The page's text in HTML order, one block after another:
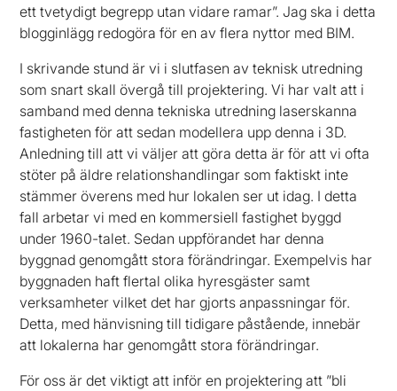
ett tvetydigt begrepp utan vidare ramar”. Jag ska i detta
blogginlägg redogöra för en av flera nyttor med BIM.
I skrivande stund är vi i slutfasen av teknisk utredning
som snart skall övergå till projektering. Vi har valt att i
samband med denna tekniska utredning laserskanna
fastigheten för att sedan modellera upp denna i 3D.
Anledning till att vi väljer att göra detta är för att vi ofta
stöter på äldre relationshandlingar som faktiskt inte
stämmer överens med hur lokalen ser ut idag. I detta
fall arbetar vi med en kommersiell fastighet byggd
under 1960-talet. Sedan uppförandet har denna
byggnad genomgått stora förändringar. Exempelvis har
byggnaden haft flertal olika hyresgäster samt
verksamheter vilket det har gjorts anpassningar för.
Detta, med hänvisning till tidigare påstående, innebär
att lokalerna har genomgått stora förändringar.
För oss är det viktigt att inför en projektering att ”bli